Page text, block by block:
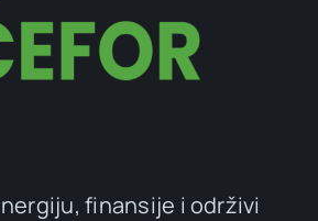
finansije i održivi